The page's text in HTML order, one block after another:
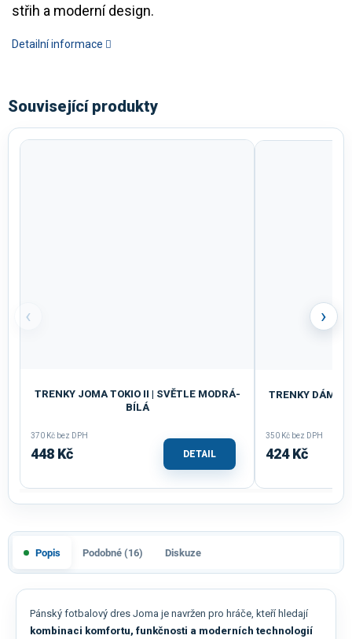
střih a moderní design.
Detailní informace
Související produkty
‹
TRENKY JOMA TOKIO II | SVĚTLE MODRÁ-
BÍLÁ
370 Kč bez DPH
448 Kč DETAIL
TRENKY
350 Kč bez DPH
424 Kč
›
Popis Podobné (16) Diskuze
Pánský fotbalový dres Joma je navržen pro hráče, kteří hledají
kombinaci komfortu, funkčnosti a moderních technologií